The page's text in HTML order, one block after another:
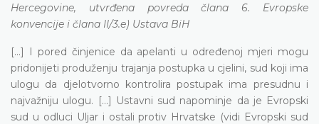
Hercegovine, utvrđena povreda člana 6. Evropske
konvencije i člana II/3.e) Ustava BiH
[...] I pored činjenice da apelanti u određenoj mjeri mogu
pridonijeti produženju trajanja postupka u cjelini, sud koji ima
ulogu da djelotvorno kontrolira postupak ima presudnu i
najvažniju ulogu. [...] Ustavni sud napominje da je Evropski
sud u odluci Uljar i ostali protiv Hrvatske (vidi Evropski sud